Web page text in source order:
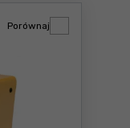
Porównaj